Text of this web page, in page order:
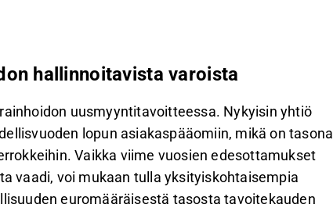
hallinnoitavista varoista
uusmyyntitavoitteessa. Nykyisin yhtiö
lopun asiakaspääomiin, mikä on tasona
Vaikka viime vuosien edesottamukset
vaadi, voi mukaan tulla yksityiskohtaisempia
euromääräisestä tasosta tavoitekauden